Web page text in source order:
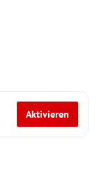
Aktivieren